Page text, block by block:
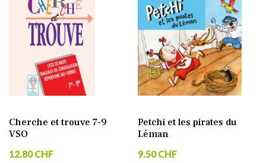
Cherche et trouve 7-9
VSO
12.80 CHF
Petchi et les pirates du
Léman
9.50 CHF